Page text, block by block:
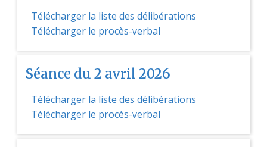
Télécharger la liste des délibérations
Télécharger le procès-verbal
Séance du 2 avril 2026
Télécharger la liste des délibérations
Télécharger le procès-verbal